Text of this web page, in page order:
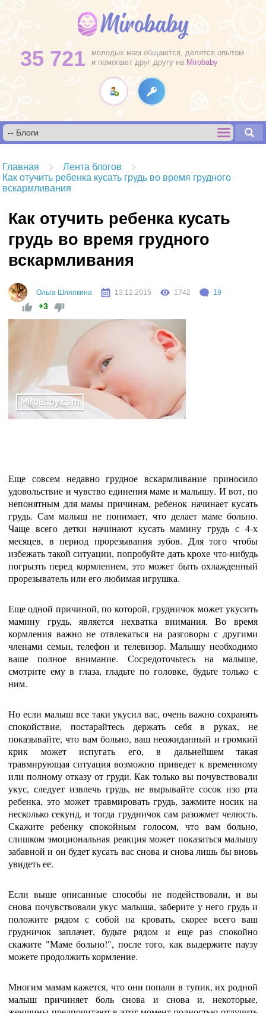
35 721
молодых мам общаются, делятся опытом
и помогают друг другу на Mirobaby
Главная
Лента блогов
Как отучить ребенка кусать грудь во время грудного
вскармливания
Как отучить ребенка кусать
грудь во время грудного
вскармливания
Ольга Шляпкина 13.12.2015 1742 19
+3
Еще совсем недавно грудное вскармливание приносило
удовольствие и чувство единения маме и малышу. И вот, по
непонятным для мамы причинам, ребенок начинает кусать
грудь. Сам малыш не понимает, что делает маме больно.
Чаще всего детки начинают кусать мамину грудь с 4-х
месяцев, в период прорезывания зубов. Для того чтобы
избежать такой ситуации, попробуйте дать крохе что-нибудь
погрызть перед кормлением, это может быть охлажденный
прорезыватель или его любимая игрушка.
Еще одной причиной, по которой, грудничок может укусить
мамину грудь, является нехватка внимания. Во время
кормления важно не отвлекаться на разговоры с другими
членами семьи, телефон и телевизор. Малышу необходимо
ваше полное внимание. Сосредоточьтесь на малыше,
смотрите ему в глаза, гладьте по головке, будьте только с
ним.
Но если малыш все таки укусил вас, очень важно сохранять
спокойствие, постарайтесь держать себя в руках, не
показывайте, что вам больно, ваш неожиданный и громкий
крик может испугать его, в дальнейшем такая
травмирующая ситуация возможно приведет к временному
или полному отказу от груди. Как только вы почувствовали
укус, следует извлечь грудь, не вырывайте сосок изо рта
ребенка, это может травмировать грудь, зажмите носик на
несколько секунд, и тогда грудничок сам разожмет челюсть.
Скажите ребенку спокойным голосом, что вам больно,
слишком эмоциональная реакция может показаться малышу
забавной и он будет кусать вас снова и снова лишь бы вновь
увидеть ее.
Если выше описанные способы не подействовали, и вы
снова почувствовали укус малыша, заберите у него грудь и
положите рядом с собой на кровать, скорее всего ваш
грудничок заплачет, будьте рядом и еще раз спокойно
скажите "Маме больно!", после того, как выдержите паузу
можете продолжить кормление.
Многим мамам кажется, что они попали в тупик, их родной
малыш причиняет боль снова и снова и, некоторые,